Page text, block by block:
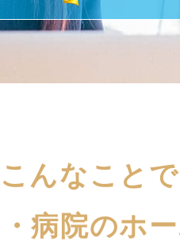
こんなこと
病院のホ